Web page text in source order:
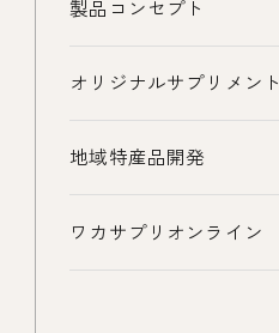
製品コンセプト
オリジナルサプリメント
地域特産品開発
ワカサプリオンライン